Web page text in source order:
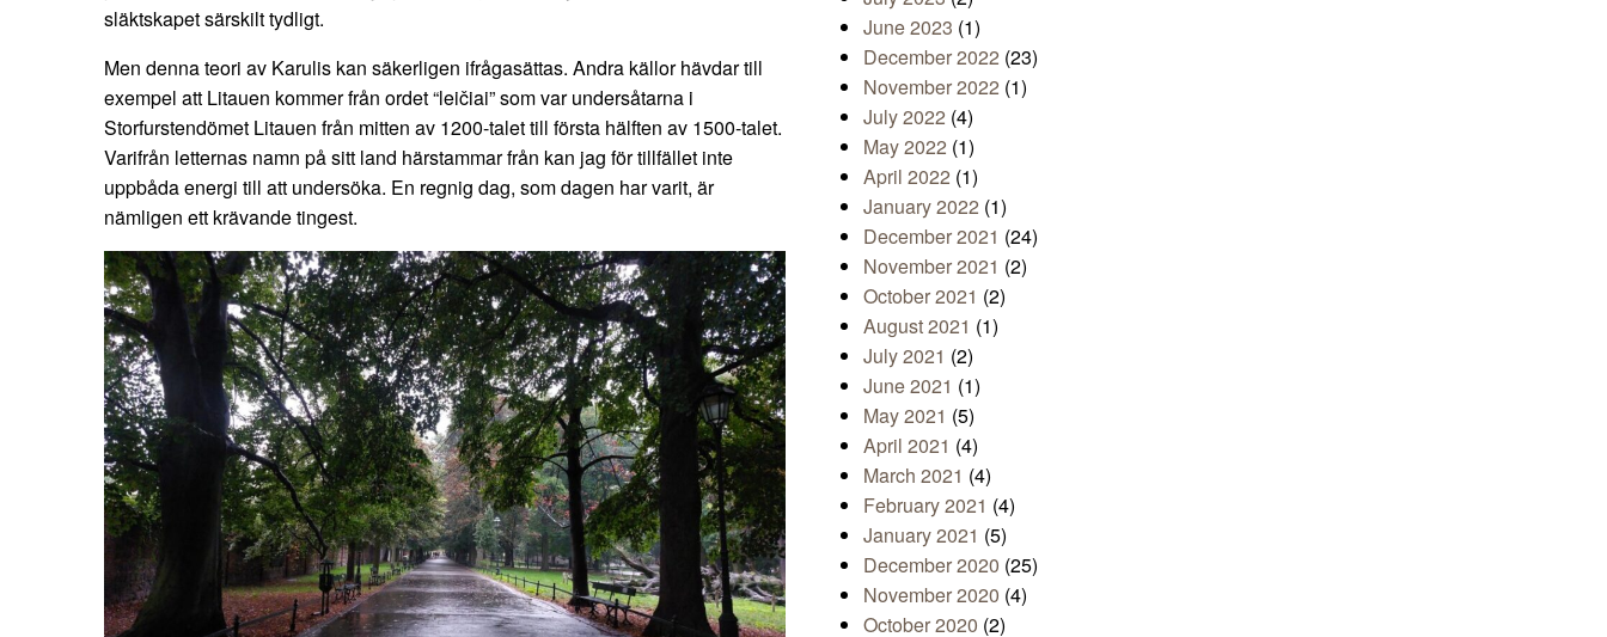
släktskapet särskilt tydligt.
Men denna teori av Karulis kan säkerligen ifrågasättas. Andra källor hävdar till
exempel att Litauen kommer från ordet “leičiai” som var undersåtarna i
Storfurstendömet Litauen från mitten av 1200-talet till första hälften av 1500-talet.
Varifrån letternas namn på sitt land härstammar från kan jag för tillfället inte
uppbåda energi till att undersöka. En regnig dag, som dagen har varit, är
nämligen ett krävande tingest.
June 2023 (1)
December 2022 (23)
November 2022 (1)
July 2022 (4)
May 2022 (1)
April 2022 (1)
January 2022 (1)
December 2021 (24)
November 2021 (2)
October 2021 (2)
August 2021 (1)
July 2021 (2)
June 2021 (1)
May 2021 (5)
April 2021 (4)
March 2021 (4)
February 2021 (4)
January 2021 (5)
December 2020 (25)
November 2020 (4)
October 2020 (2)